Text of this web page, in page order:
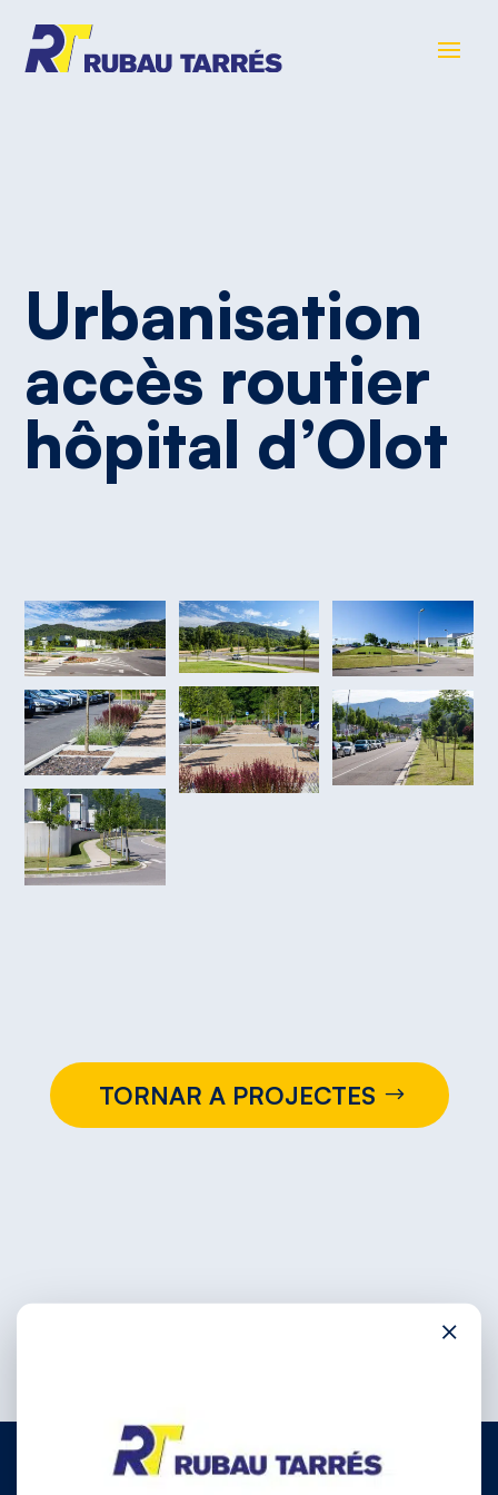
Urbanisation
accès routier
hôpital d’Olot
TORNAR A PROJECTES
×